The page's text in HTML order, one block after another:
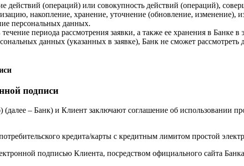
(операций) или совокупность действий (операций),
накопление, хранение, уточнение (обновление, изменение),
персональных данных.
периода рассмотрения заявки, а также ее хранения в Банке в
данных (указанных в заявке), Банк не сможет рассмотреть
подписи
– Банк) и Клиент заключают соглашение об использовании
кредита/карты с кредитным лимитом простой
подписью Клиента, посредством официального сайта